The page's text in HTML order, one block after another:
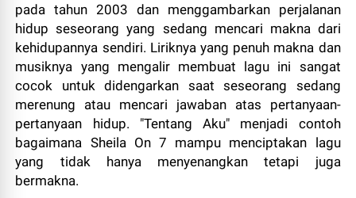
pada tahun 2003 dan menggambarkan perjalanan
hidup seseorang yang sedang mencari makna dari
kehidupannya sendiri. Liriknya yang penuh makna dan
musiknya yang mengalir membuat lagu ini sangat
cocok untuk didengarkan saat seseorang sedang
merenung atau mencari jawaban atas pertanyaan-
pertanyaan hidup. "Tentang Aku" menjadi contoh
bagaimana Sheila On 7 mampu menciptakan lagu
yang tidak hanya menyenangkan tetapi juga
bermakna.